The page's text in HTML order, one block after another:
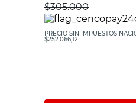
$305.000
PRECIO SIN IMPUESTOS
$252.066,12